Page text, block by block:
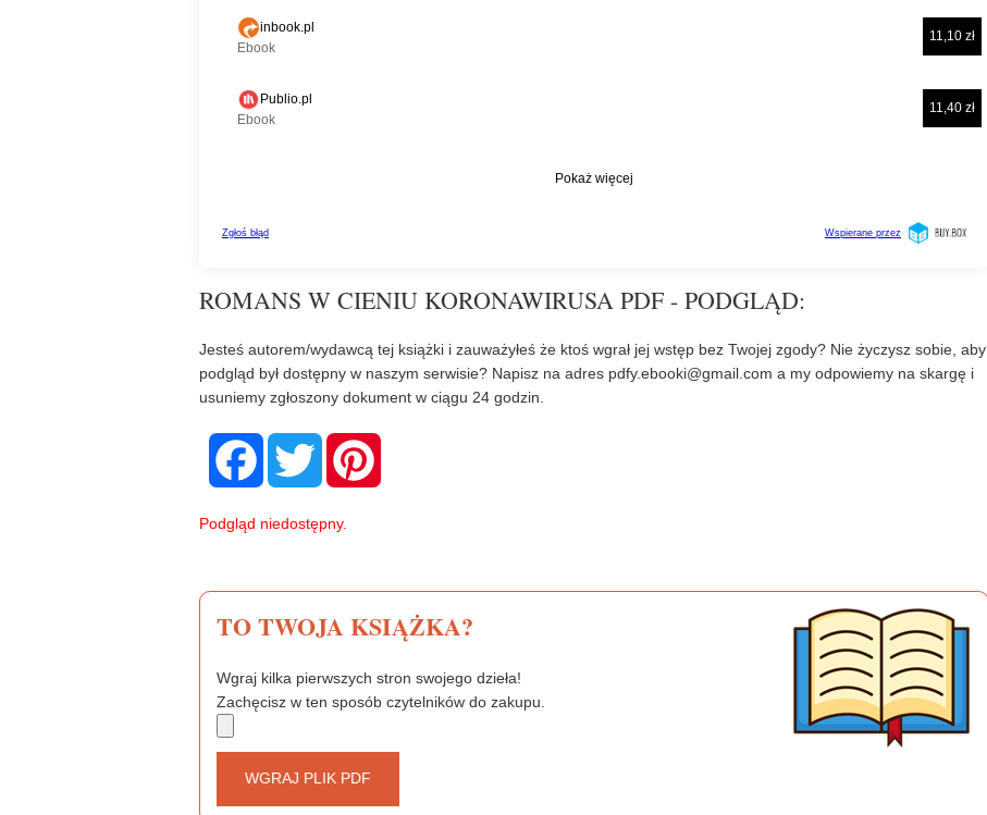
ROMANS W CIENIU KORONAWIRUSA PDF - PODGLĄD:
Jesteś autorem/wydawcą tej książki i zauważyłeś że ktoś wgrał jej wstęp bez Twojej zgody? Nie życzysz sobie, aby
podgląd był dostępny w naszym serwisie? Napisz na adres pdfy.ebooki@gmail.com a my odpowiemy na skargę i
usuniemy zgłoszony dokument w ciągu 24 godzin.
F
o
T
w
e
Podgląd niedostępny.
TO TWOJA KSIĄŻKA?
Wgraj kilka pierwszych stron swojego dzieła!
Zachęcisz w ten sposób czytelników do zakupu.
WGRAJ PLIK PDF